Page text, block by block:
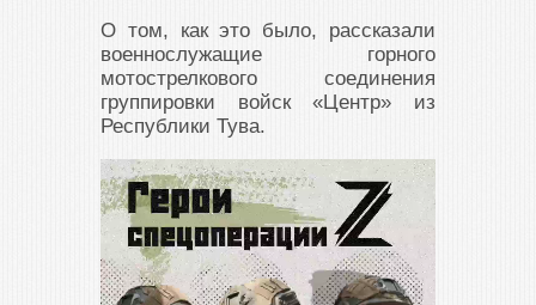
О том, как это было, рассказали
военнослужащие горного
мотострелкового соединения
группировки войск «Центр» из
Республики Тува.
Видеоплеер